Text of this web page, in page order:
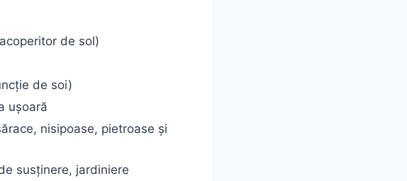
de sol)
de soi)
ușoară
nisipoase, pietroase și
susținere, jardiniere